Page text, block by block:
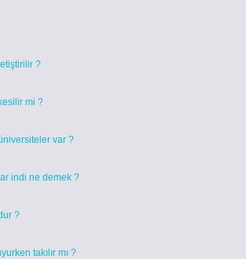
?
mi ?
var ?
indi ne demek ?
?
takılır mı ?